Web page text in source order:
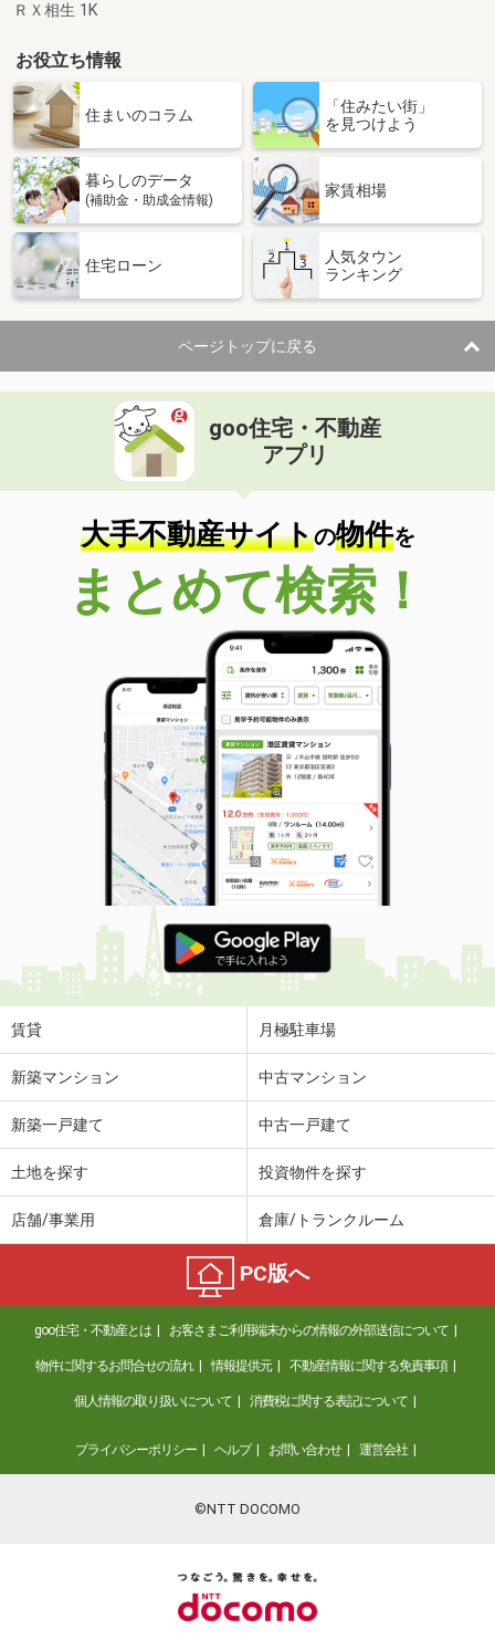
ＲＸ相生 1K
お役立ち情報
住まいのコラム
「住みたい街」
を見つけよう
暮らしのデータ
(補助金・助成金情報)
家賃相場
住宅ローン
人気タウン
ランキング
ページトップに戻る
goo住宅・不動産
アプリ
大手不動産サイトの物件を
まとめて検索！
賃貸 月極駐車場
新築マンション 中古マンション
新築一戸建て 中古一戸建て
土地を探す 投資物件を探す
店舗/事業用 倉庫/トランクルーム
PC版へ
goo住宅・不動産とは お客さまご利用端末からの情報の外部送信について
物件に関するお問合せの流れ 情報提供元 不動産情報に関する免責事項
個人情報の取り扱いについて 消費税に関する表記について
プライバシーポリシー ヘルプ お問い合わせ 運営会社
©NTT DOCOMO